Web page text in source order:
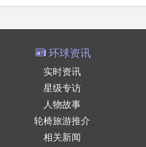
环球资讯
实时资讯
星级专访
人物故事
轮椅旅游推介
相关新闻